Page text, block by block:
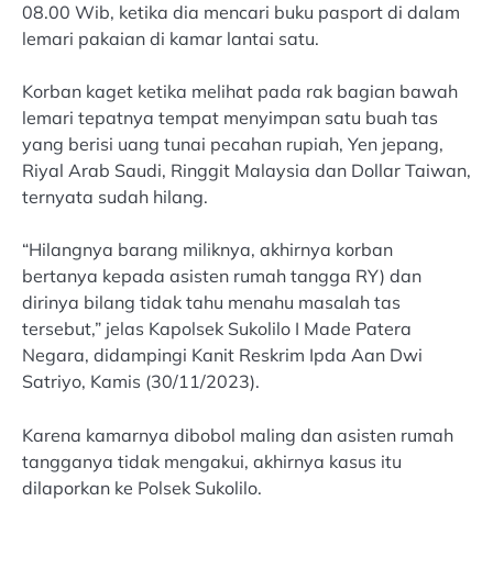
08.00 Wib, ketika dia mencari buku pasport di dalam
lemari pakaian di kamar lantai satu.
Korban kaget ketika melihat pada rak bagian bawah
lemari tepatnya tempat menyimpan satu buah tas
yang berisi uang tunai pecahan rupiah, Yen jepang,
Riyal Arab Saudi, Ringgit Malaysia dan Dollar Taiwan,
ternyata sudah hilang.
“Hilangnya barang miliknya, akhirnya korban
bertanya kepada asisten rumah tangga RY) dan
dirinya bilang tidak tahu menahu masalah tas
tersebut,” jelas Kapolsek Sukolilo I Made Patera
Negara, didampingi Kanit Reskrim Ipda Aan Dwi
Satriyo, Kamis (30/11/2023).
Karena kamarnya dibobol maling dan asisten rumah
tangganya tidak mengakui, akhirnya kasus itu
dilaporkan ke Polsek Sukolilo.